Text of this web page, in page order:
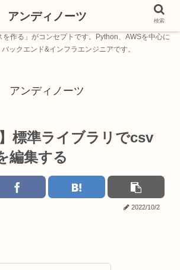
を作る」がコンセプトです。Python、AWSを中心に
ックエンド&インフラエンジニアです。
アンディノーツ
標準ライブラリでcsv
編集する
2022/10/2
アンディノーツ 検索